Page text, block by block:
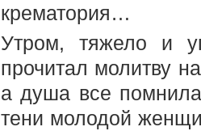
крематория…
Утром, тяжело и
прочитал молитву
а душа все
тени молодой